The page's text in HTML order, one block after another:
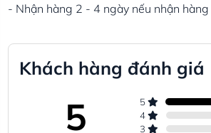
- Nhận hàng 2 - 4 ngày nếu nhận
Khách hàng đánh giá
5 5
4
3